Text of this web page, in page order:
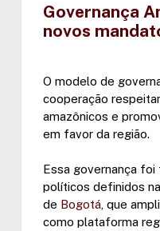
Governança
novos
O modelo de
cooperação
amazônicos e
em favor da região.
Essa governança
políticos definidos
de Bogotá, que
como plataforma